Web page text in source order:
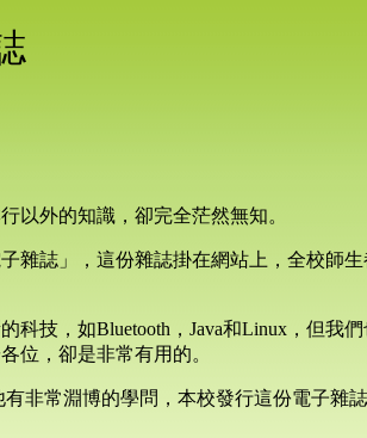
以外的知識，卻完全茫然無知。
雜誌」，這份雜誌掛在網站上，全校師
技，如Bluetooth，Java和Linux，但我
位，卻是非常有用的。
非常淵博的學問，本校發行這份電子雜